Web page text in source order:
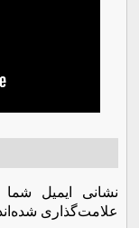
نشانی ایمیل
علامت‌گذاری